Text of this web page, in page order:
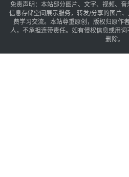
免责声明：本站部分图片、文字、视频、
信息存储空间展示服务，转发/分享的图片
费学习交流。本站尊重原创，版权归原作
人，不承担连带责任。如有侵权信息或用
删除。